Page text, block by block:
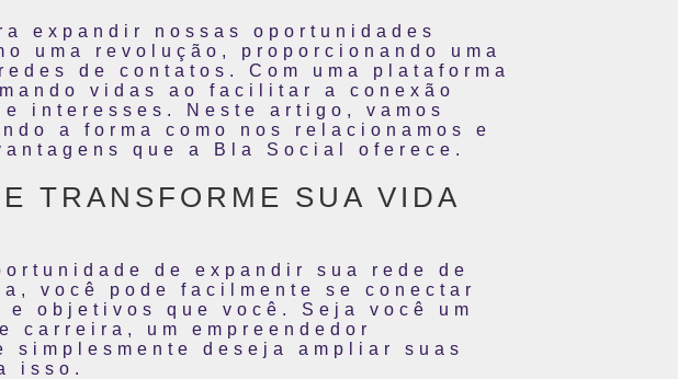
expandir nossas oportunidades
uma revolução, proporcionando uma
de contatos. Com uma plataforma
vidas ao facilitar a conexão
interesses. Neste artigo, vamos
a forma como nos relacionamos e
que a Bla Social oferece.
TRANSFORME SUA VIDA
de expandir sua rede de
você pode facilmente se conectar
e objetivos que você. Seja você um
carreira, um empreendedor
simplesmente deseja ampliar suas
isso.